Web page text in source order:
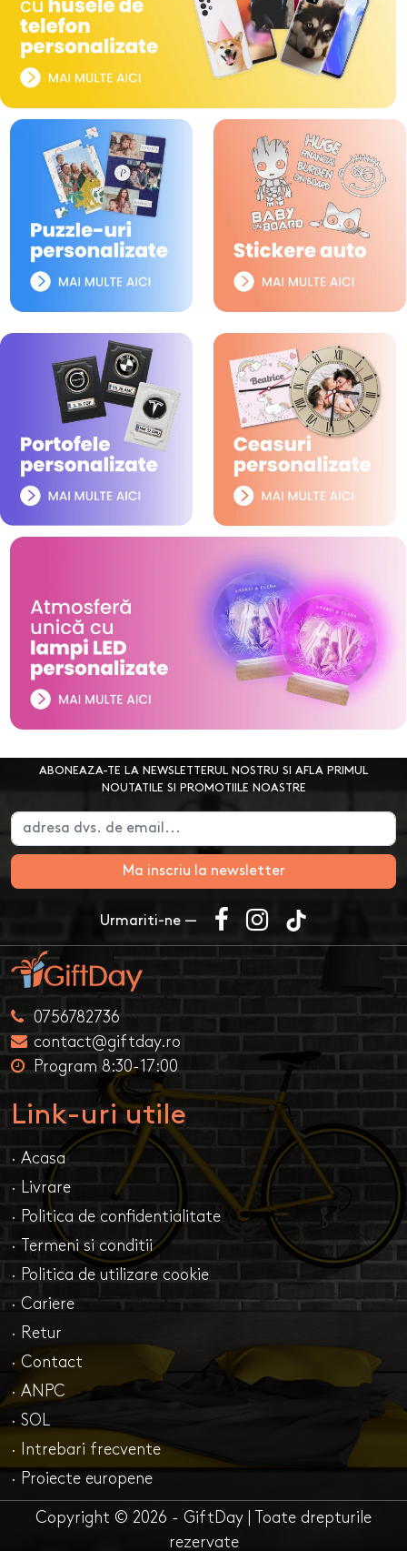
ABONEAZA-TE LA NEWSLETTERUL NOSTRU SI AFLA PRIMUL
NOUTATILE SI PROMOTIILE NOASTRE
Ma inscriu la newsletter
Urmariti-ne —
0756782736
contact@giftday.ro
Program 8:30-17:00
Link-uri utile
· Acasa
· Livrare
· Politica de confidentialitate
· Termeni si conditii
· Politica de utilizare cookie
· Cariere
· Retur
· Contact
· ANPC
· SOL
· Intrebari frecvente
· Proiecte europene
Copyright © 2026 - GiftDay | Toate drepturile
rezervate